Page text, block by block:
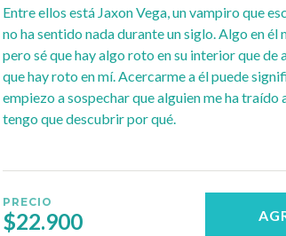
Entre ellos está Jaxon Vega, un vampiro que
no ha sentido nada durante un siglo. Algo en él
pero sé que hay algo roto en su interior que de
que hay roto en mí. Acercarme a él puede
empiezo a sospechar que alguien me ha traído
tengo que descubrir por qué.
PRECIO
$22.900